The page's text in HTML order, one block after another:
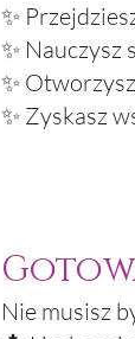
✨
✨ Nauczysz
✨
✨ Zyskasz
Nie musisz